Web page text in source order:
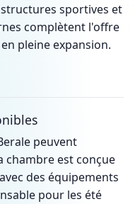
sportives et
complètent l'offre
pleine expansion.
peuvent
chambre est conçue
des équipements
pour les été